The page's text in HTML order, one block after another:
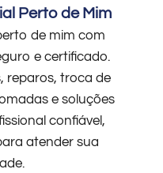
Perto de Mim
de mim com
e certificado.
reparos, troca de
e soluções
confiável,
atender sua